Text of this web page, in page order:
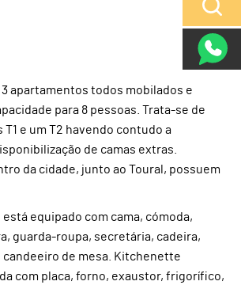
apartamentos todos mobilados e
para 8 pessoas. Trata-se de
e um T2 havendo contudo a
de camas extras.
da cidade, junto ao Toural, possuem
equipado com cama, cómoda,
guarda-roupa, secretária, cadeira,
de mesa. Kitchenette
com placa, forno, exaustor, frigorífico,